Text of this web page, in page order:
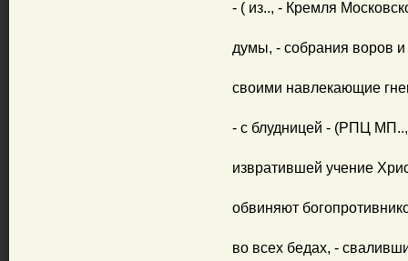
- ( из.., - Кремля
думы, - собрания воров и
своими навлекающие
- с блудницей - (РПЦ
извратившей учение
обвиняют
во всех бедах, -